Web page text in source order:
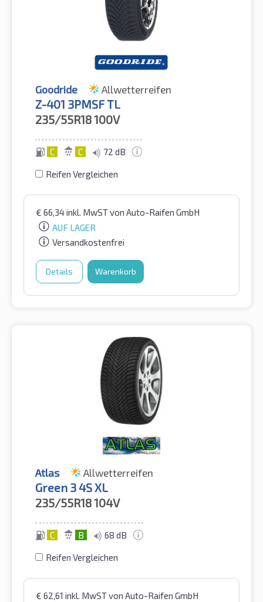
Goodride Allwetterreifen
Z-401 3PMSF TL
235/55R18100V
C C 72 dB
Reifen Vergleichen
€ 66,34inkl. MwSTvon Auto-Raifen GmbH
AUF LAGER
Versandkostenfrei
Details Warenkorb
Atlas Allwetterreifen
Green 3 4S XL
235/55R18104V
C B 68 dB
Reifen Vergleichen
€ 62,61 inkl. MwSTvon Auto-Raifen GmbH